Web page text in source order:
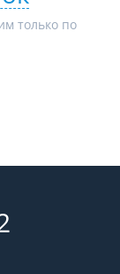
только по